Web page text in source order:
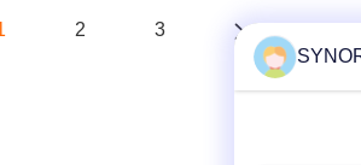
2 3